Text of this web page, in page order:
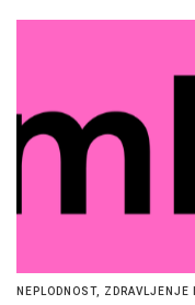
NEPLODNOST, ZDRAVLJENJE